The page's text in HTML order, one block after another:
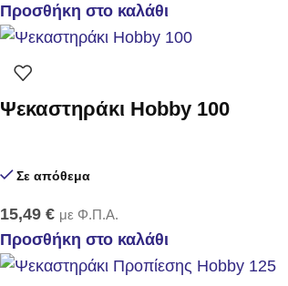
Προσθήκη στο καλάθι
Ψεκαστηράκι Hobby 100
Σε απόθεμα
15,49 € με Φ.Π.Α.
Προσθήκη στο καλάθι